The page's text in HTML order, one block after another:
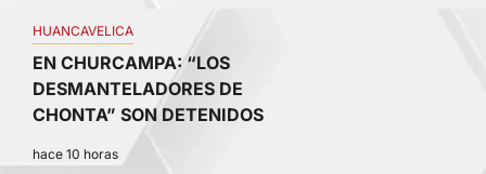
HUANCAVELICA
EN CHURCAMPA: “LOS
DESMANTELADORES DE
CHONTA” SON DETENIDOS
hace 10 horas